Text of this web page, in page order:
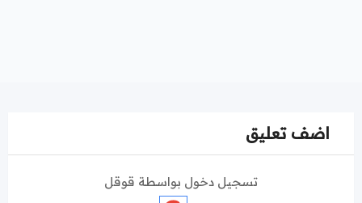
اضف تعليق
تسجيل دخول بواسطة قوقل